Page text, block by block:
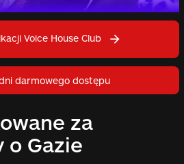
Voice House Club
darmowego dostępu
za
Gazie